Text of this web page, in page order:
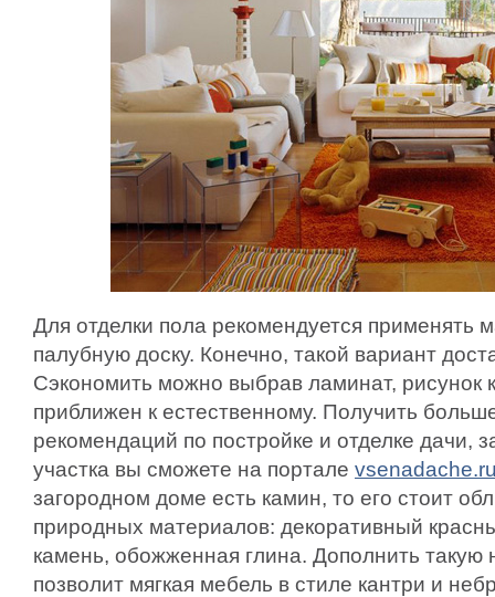
Для отделки пола рекомендуется применять
палубную доску. Конечно, такой вариант
Сэкономить можно выбрав ламинат, рисунок
приближен к естественному. Получить
рекомендаций по постройке и отделке дачи,
участка вы сможете на портале
загородном доме есть камин, то его стоит
природных материалов: декоративный
камень, обожженная глина. Дополнить
позволит мягкая мебель в стиле кантри и